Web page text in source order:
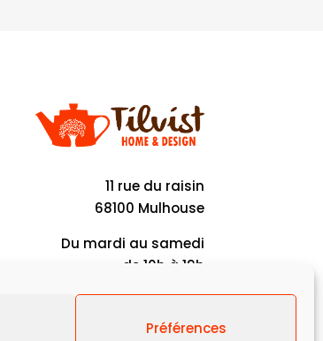
Préférences
11 rue du raisin
68100 Mulhouse
Du mardi au samedi
de 10h à 19h